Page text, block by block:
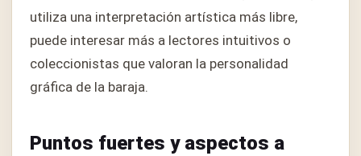
utiliza una interpretación artística más libre,
puede interesar más a lectores intuitivos o
coleccionistas que valoran la personalidad
gráfica de la baraja.
Puntos fuertes y aspectos a